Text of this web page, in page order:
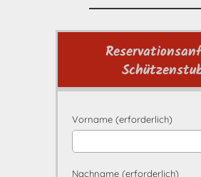
Vorname (erforderlich)
Nachname (erforderlich)